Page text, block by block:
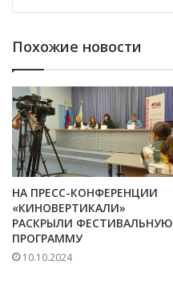
Похожие новости
НА ПРЕСС-КОНФЕРЕНЦИИ
«КИНОВЕРТИКАЛИ»
РАСКРЫЛИ ФЕСТИВАЛЬНУЮ
ПРОГРАММУ
10.10.2024